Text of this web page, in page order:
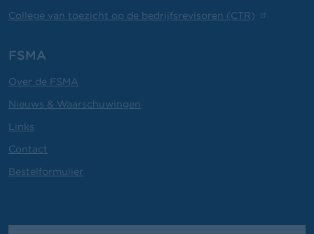
College van toezicht op de bedrijfsrevisoren (CTR)
FSMA
Over de FSMA
Nieuws & Waarschuwingen
Links
Contact
Bestelformulier